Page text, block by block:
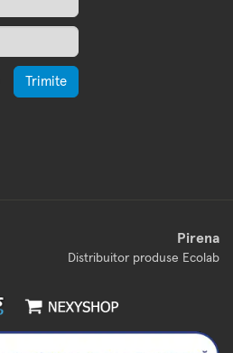
Trimite
Pirena
Distribuitor produse Ecolab